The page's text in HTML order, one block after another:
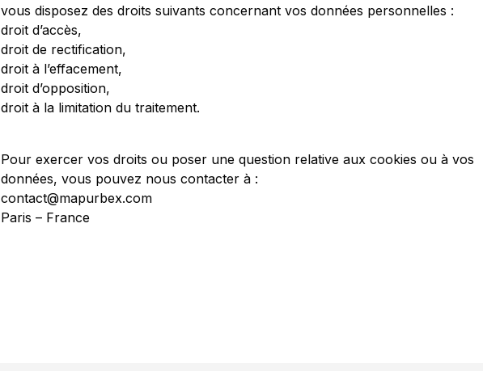
vous disposez des droits suivants concernant vos données personnelles :
droit d’accès,
droit de rectification,
droit à l’effacement,
droit d’opposition,
droit à la limitation du traitement.
Pour exercer vos droits ou poser une question relative aux cookies ou à vos
données, vous pouvez nous contacter à :
contact@mapurbex.com
Paris – France